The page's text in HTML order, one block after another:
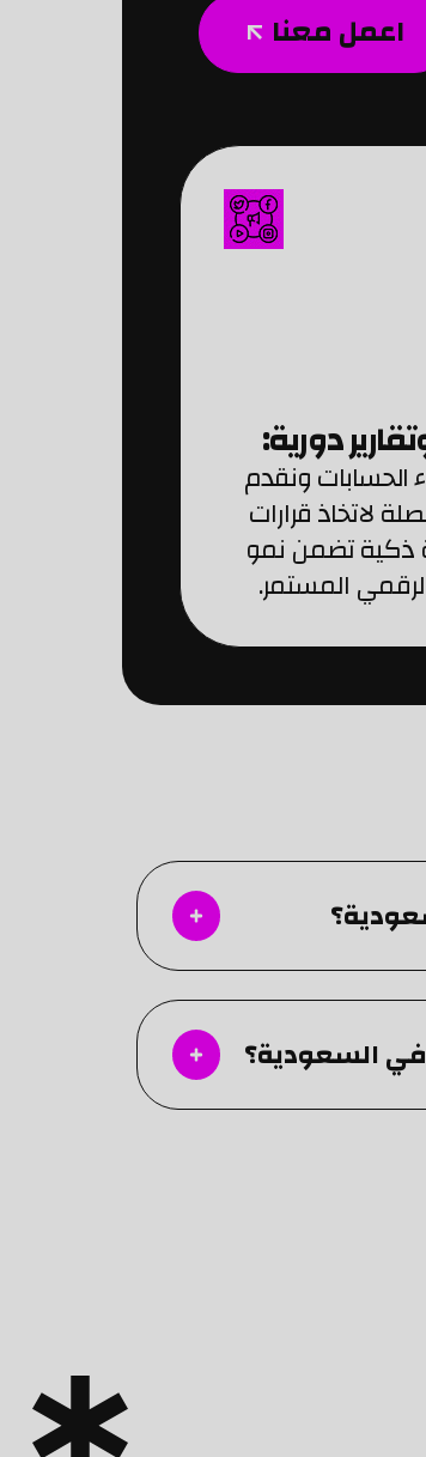
اعمل معنا
دورية:
الحسابات ونقدم
لاتخاذ قرارات
ذكية تضمن نمو
المستمر.
السعودية؟